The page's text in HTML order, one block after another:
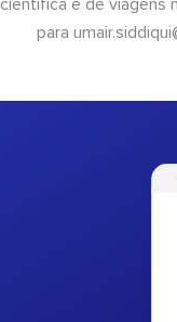
e de viagens
para